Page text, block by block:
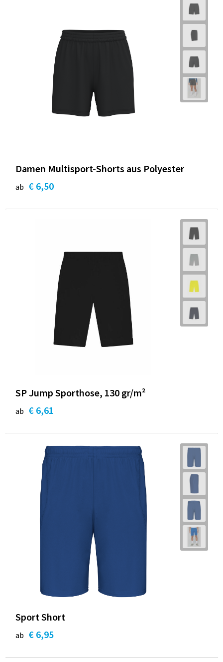
Damen Multisport-Shorts aus Polyester
ab € 6,50
SP Jump Sporthose, 130 gr/m²
ab € 6,61
Sport Short
ab € 6,95